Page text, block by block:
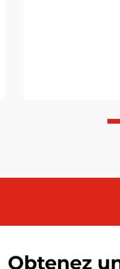
Obtenez